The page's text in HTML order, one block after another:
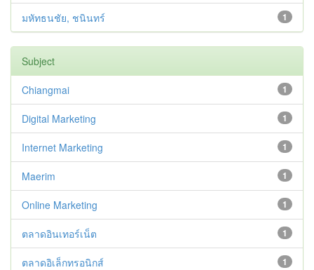
1
มหัทธนชัย, ชนินทร์
Subject
1
Chiangmai
1
Digital Marketing
1
Internet Marketing
1
Maerim
1
Online Marketing
1
ตลาดอินเทอร์เน็ต
1
ตลาดอิเล็กทรอนิกส์